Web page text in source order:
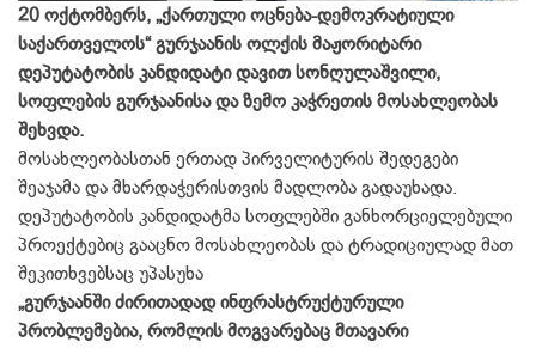
20 ოქტომბერს, „ქართული ოცნება-დემოკრატიული
საქართველოს“ გურჯაანის ოლქის მაჟორიტარი
დეპუტატობის კანდიდატი დავით სონღულაშვილი,
სოფლების გურჯაანისა და ზემო კაჭრეთის მოსახლეობას
შეხვდა.
მოსახლეობასთან ერთად პირველიტურის შედეგები
შეაჯამა და მხარდაჭერისთვის მადლობა გადაუხადა.
დეპუტატობის კანდიდატმა სოფლებში განხორციელებული
პროექტებიც გააცნო მოსახლეობას და ტრადიციულად მათ
შეკითხვებსაც უპასუხა
„გურჯაანში ძირითადად ინფრასტრუქტურული
პრობლემებია, რომლის მოგვარებაც მთავარი